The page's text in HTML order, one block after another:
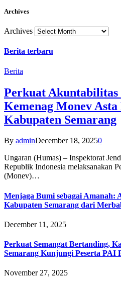
Archives
Archives
Berita terbaru
Berita
Perkuat
Kemenag Monev
Kabupaten Semarang
By adminDecember 18, 20250
Ungaran (Humas) – Inspektorat
Republik Indonesia melaksanakan
(Monev)…
Menjaga Bumi sebagai Amanah:
Kabupaten Semarang dari
December 11, 2025
Perkuat Semangat Bertanding,
Semarang Kunjungi Peserta PAI
November 27, 2025